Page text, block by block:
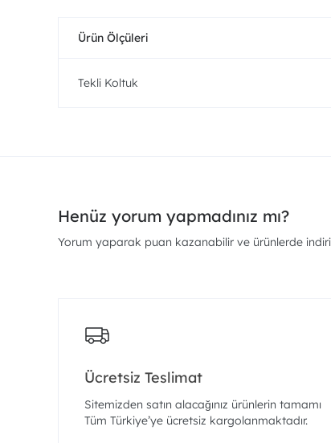
Ürün Ölçüleri
Tekli Koltuk
Henüz yorum yapmadınız mı?
Yorum yaparak puan kazanabilir ve ürünlerde
Ücretsiz Teslimat
Sitemizden satın alacağınız ürünlerin tamamı
Tüm Türkiye’ye ücretsiz kargolanmaktadır.